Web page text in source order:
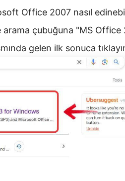
Office 2007 nasıl
arama çubuğuna "MS
gelen ilk sonuca